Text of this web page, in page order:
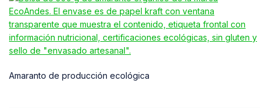
Amaranto de producción ecológica